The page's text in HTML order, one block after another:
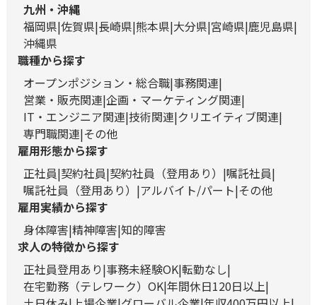
九州・沖縄
福岡県 佐賀県 長崎県 熊本県 大分県 宮崎県 鹿児島県
沖縄県
職種から探す
オープンポジション・総合職 事務関連
営業・販売関連 企画・マーケティング関連
IT・エンジニア関連 技術関連 クリエイティブ関連
専門職関連 その他
雇用形態から探す
正社員 契約社員 契約社員（登用あり）
嘱託社員
嘱託社員（登用あり）
アルバイト/パート その他
雇用実績から探す
身体障害 精神障害 知的障害
求人の特徴から探す
正社員登用あり 事務未経験OK 転勤なし
在宅勤務（テレワーク）OK 年間休日120日以上